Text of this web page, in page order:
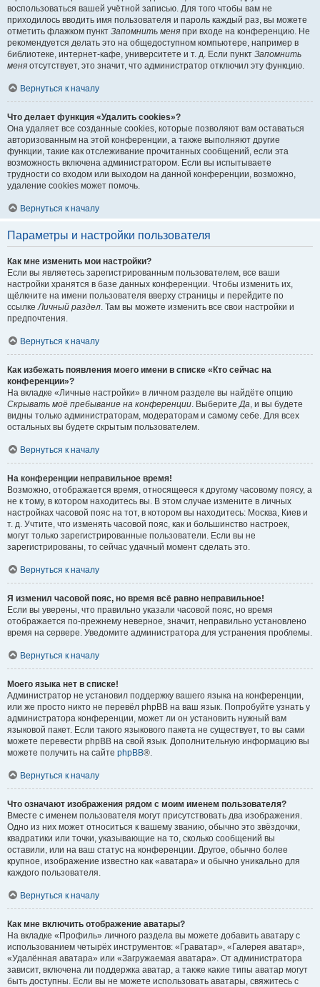
воспользоваться вашей учётной записью. Для того чтобы вам не
приходилось вводить имя пользователя и пароль каждый раз, вы можете
отметить флажком пункт Запомнить меня при входе на конференцию. Не
рекомендуется делать это на общедоступном компьютере, например в
библиотеке, интернет-кафе, университете и т. д. Если пункт Запомнить
меня отсутствует, это значит, что администратор отключил эту функцию.
Вернуться к началу
Что делает функция «Удалить cookies»?
Она удаляет все созданные cookies, которые позволяют вам оставаться
авторизованным на этой конференции, а также выполняют другие
функции, такие как отслеживание прочитанных сообщений, если эта
возможность включена администратором. Если вы испытываете
трудности со входом или выходом на данной конференции, возможно,
удаление cookies может помочь.
Вернуться к началу
Параметры и настройки пользователя
Как мне изменить мои настройки?
Если вы являетесь зарегистрированным пользователем, все ваши
настройки хранятся в базе данных конференции. Чтобы изменить их,
щёлкните на имени пользователя вверху страницы и перейдите по
ссылкеЛичный раздел. Там вы можете изменить все свои настройки и
предпочтения.
Вернуться к началу
Как избежать появления моего имени в списке «Кто сейчас на
конференции»?
На вкладке «Личные настройки» в личном разделе вы найдёте опцию
Скрывать моё пребывание на конференции. ВыберитеДа, и вы будете
видны только администраторам, модераторам и самому себе. Для всех
остальных вы будете скрытым пользователем.
Вернуться к началу
На конференции неправильное время!
Возможно, отображается время, относящееся к другому часовому поясу, а
не к тому, в котором находитесь вы. В этом случае измените в личных
настройках часовой пояс на тот, в котором вы находитесь: Москва, Киев и
т. д. Учтите, что изменять часовой пояс, как и большинство настроек,
могут только зарегистрированные пользователи. Если вы не
зарегистрированы, то сейчас удачный момент сделать это.
Вернуться к началу
Я изменил часовой пояс, но время всё равно неправильное!
Если вы уверены, что правильно указали часовой пояс, но время
отображается по-прежнему неверное, значит, неправильно установлено
время на сервере. Уведомите администратора для устранения проблемы.
Вернуться к началу
Моего языка нет в списке!
Администратор не установил поддержку вашего языка на конференции,
или же просто никто не перевёл phpBB на ваш язык. Попробуйте узнать у
администратора конференции, может ли он установить нужный вам
языковой пакет. Если такого языкового пакета не существует, то вы сами
можете перевести phpBB на свой язык. Дополнительную информацию вы
можете получить на сайте phpBB®.
Вернуться к началу
Что означают изображения рядом с моим именем пользователя?
Вместе с именем пользователя могут присутствовать два изображения.
Одно из них может относиться к вашему званию, обычно это звёздочки,
квадратики или точки, указывающие на то, сколько сообщений вы
оставили, или на ваш статус на конференции. Другое, обычно более
крупное, изображение известно как «аватара» и обычно уникально для
каждого пользователя.
Вернуться к началу
Как мне включить отображение аватары?
На вкладке «Профиль» личного раздела вы можете добавить аватару с
использованием четырёх инструментов: «Граватар», «Галерея аватар»,
«Удалённая аватара» или «Загружаемая аватара». От администратора
зависит, включена ли поддержка аватар, а также какие типы аватар могут
быть доступны. Если вы не можете использовать аватары, свяжитесь с